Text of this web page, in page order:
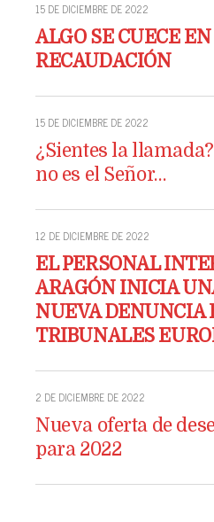
15 DE DICIEMBRE DE 2022
ALGO SE CUECE EN
RECAUDACIÓN
15 DE DICIEMBRE DE 2022
¿Sientes la
no es el Señor…
12 DE DICIEMBRE DE 2022
EL PERSONAL
ARAGÓN INICIA
NUEVA DENUNCIA
TRIBUNALES
2 DE DICIEMBRE DE 2022
Nueva oferta de
para 2022